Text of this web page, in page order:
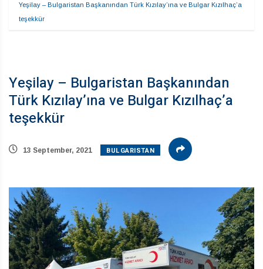
Yeşilay – Bulgaristan Başkanından Türk Kızılay’ına ve Bulgar Kızılhaç’a
teşekkür
Yeşilay – Bulgaristan Başkanından
Türk Kızılay’ına ve Bulgar Kızılhaç’a
teşekkür
13 September, 2021 BULGARISTAN